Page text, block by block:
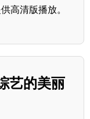
高清版播放。
艺的美丽